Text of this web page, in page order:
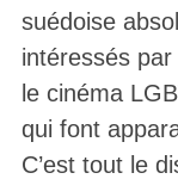
suédoise
intéressés
le cinéma
qui font
C’est tout le